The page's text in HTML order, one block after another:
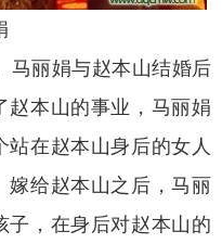
马丽娟与赵本山结婚后
赵本山的事业，马丽娟
在赵本山身后的女人
嫁给赵本山之后，马丽
子，在身后对赵本山的